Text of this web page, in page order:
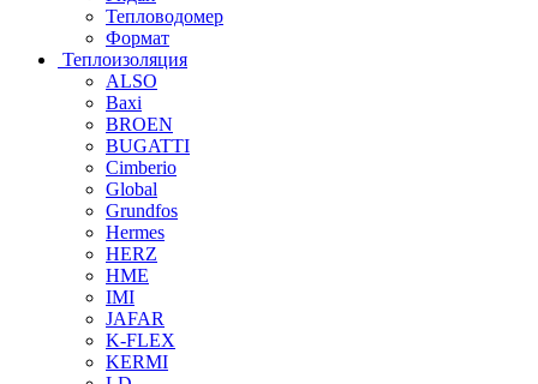
Тепловодомер
Формат
Теплоизоляция
ALSO
Baxi
BROEN
BUGATTI
Cimberio
Global
Grundfos
Hermes
HERZ
HME
IMI
JAFAR
K-FLEX
KERMI